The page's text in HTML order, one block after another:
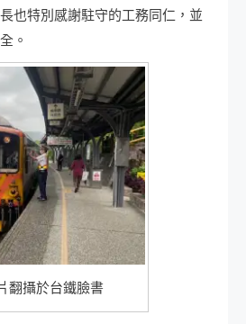
也特別感謝駐守的工務同仁，並
。
翻攝於台鐵臉書